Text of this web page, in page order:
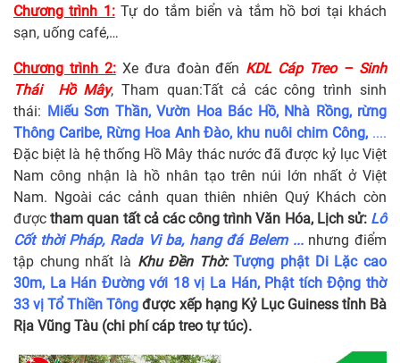
Chương trình 1:Tự do tắm biển và tắm hồ bơi tại khách
sạn, uống café,…
Chương trình 2:Xe đưa đoàn đến KDL Cáp Treo – Sinh
Thái Hồ Mây, Tham quan:Tất cả các công trình sinh
thái: Miếu Sơn Thần, Vườn Hoa Bác Hồ, Nhà Rồng, rừng
Thông Caribe, Rừng Hoa Anh Đào, khu nuôi chim Công, ....
Đặc biệt là hệ thống Hồ Mây thác nước đã được kỷ lục Việt
Nam công nhận là hồ nhân tạo trên núi lớn nhất ở Việt
Nam. Ngoài các cảnh quan thiên nhiên Quý Khách còn
đượctham quan tất cả các công trình Văn Hóa, Lịch sử: Lô
Cốt thời Pháp, Rada Vi ba, hang đá Belem ... nhưng điểm
tập chung nhất là Khu Đền Thờ: Tượng phật Di Lặc cao
30m, La Hán Đường với 18 vị La Hán, Phật tích Động thờ
33 vị Tổ Thiền Tông được xếp hạng Kỷ Lục Guiness tỉnh Bà
Rịa Vũng Tàu (chi phí cáp treo tự túc).